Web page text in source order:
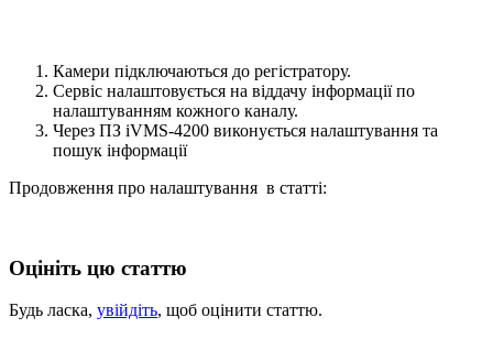
Камери підключаються до регістратору.
Сервіс налаштовується на віддачу інформації по
налаштуванням кожного каналу.
Через ПЗ iVMS-4200 виконується налаштування та
пошук інформації
Продовження про налаштування в статті:
Оцініть цю статтю
Будь ласка, увійдіть, щоб оцінити статтю.